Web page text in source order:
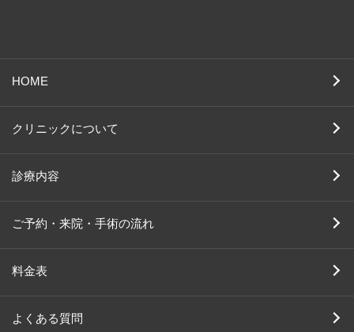
HOME
クリニックについて
診療内容
ご予約・来院・手術の流れ
料金表
よくある質問